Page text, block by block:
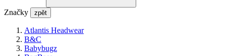
Značky zpět
Atlantis Headwear
B&C
Babybugz